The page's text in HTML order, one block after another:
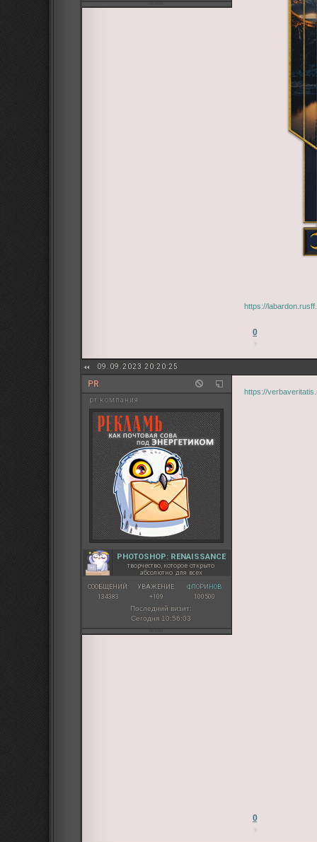
https://
0
09.09.2023 20:20:25
PR
pr компания
PHOTOSHOP: RENAISSANCE
творчество, которое открыто
абсолютно для всех
СООБЩЕНИЙ:
134383
УВАЖЕНИЕ:
+109
ФЛОРИНОВ:
100500
Последний визит:
Сегодня 10:56:03
https://
0